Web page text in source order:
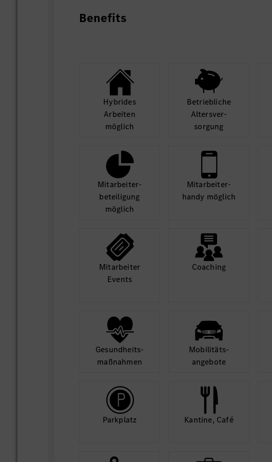
Benefits
Hybrides
Arbeiten
möglich
Betrieb­liche
Alters­ver­
sorgung
Mit­arbeiter­
beteili­gung
möglich
Mit­arbeiter­
handy möglich
Mit­arbeiter
Events
Coaching
Gesund­heits­
maß­nahmen
Mobilitäts­
angebote
Park­platz Kantine, Café